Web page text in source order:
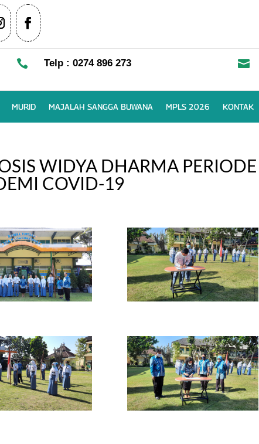
 Telp : 0274 896 273 
MURID MAJALAH SANGGA BUWANA MPLS 2026 KONTAK
WIDYA DHARMA PERIODE
COVID-19